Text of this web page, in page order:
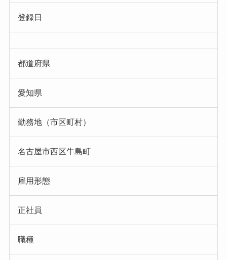
登録日
都道府県
愛知県
勤務地（市区町村）
名古屋市西区牛島町
雇用形態
正社員
職種